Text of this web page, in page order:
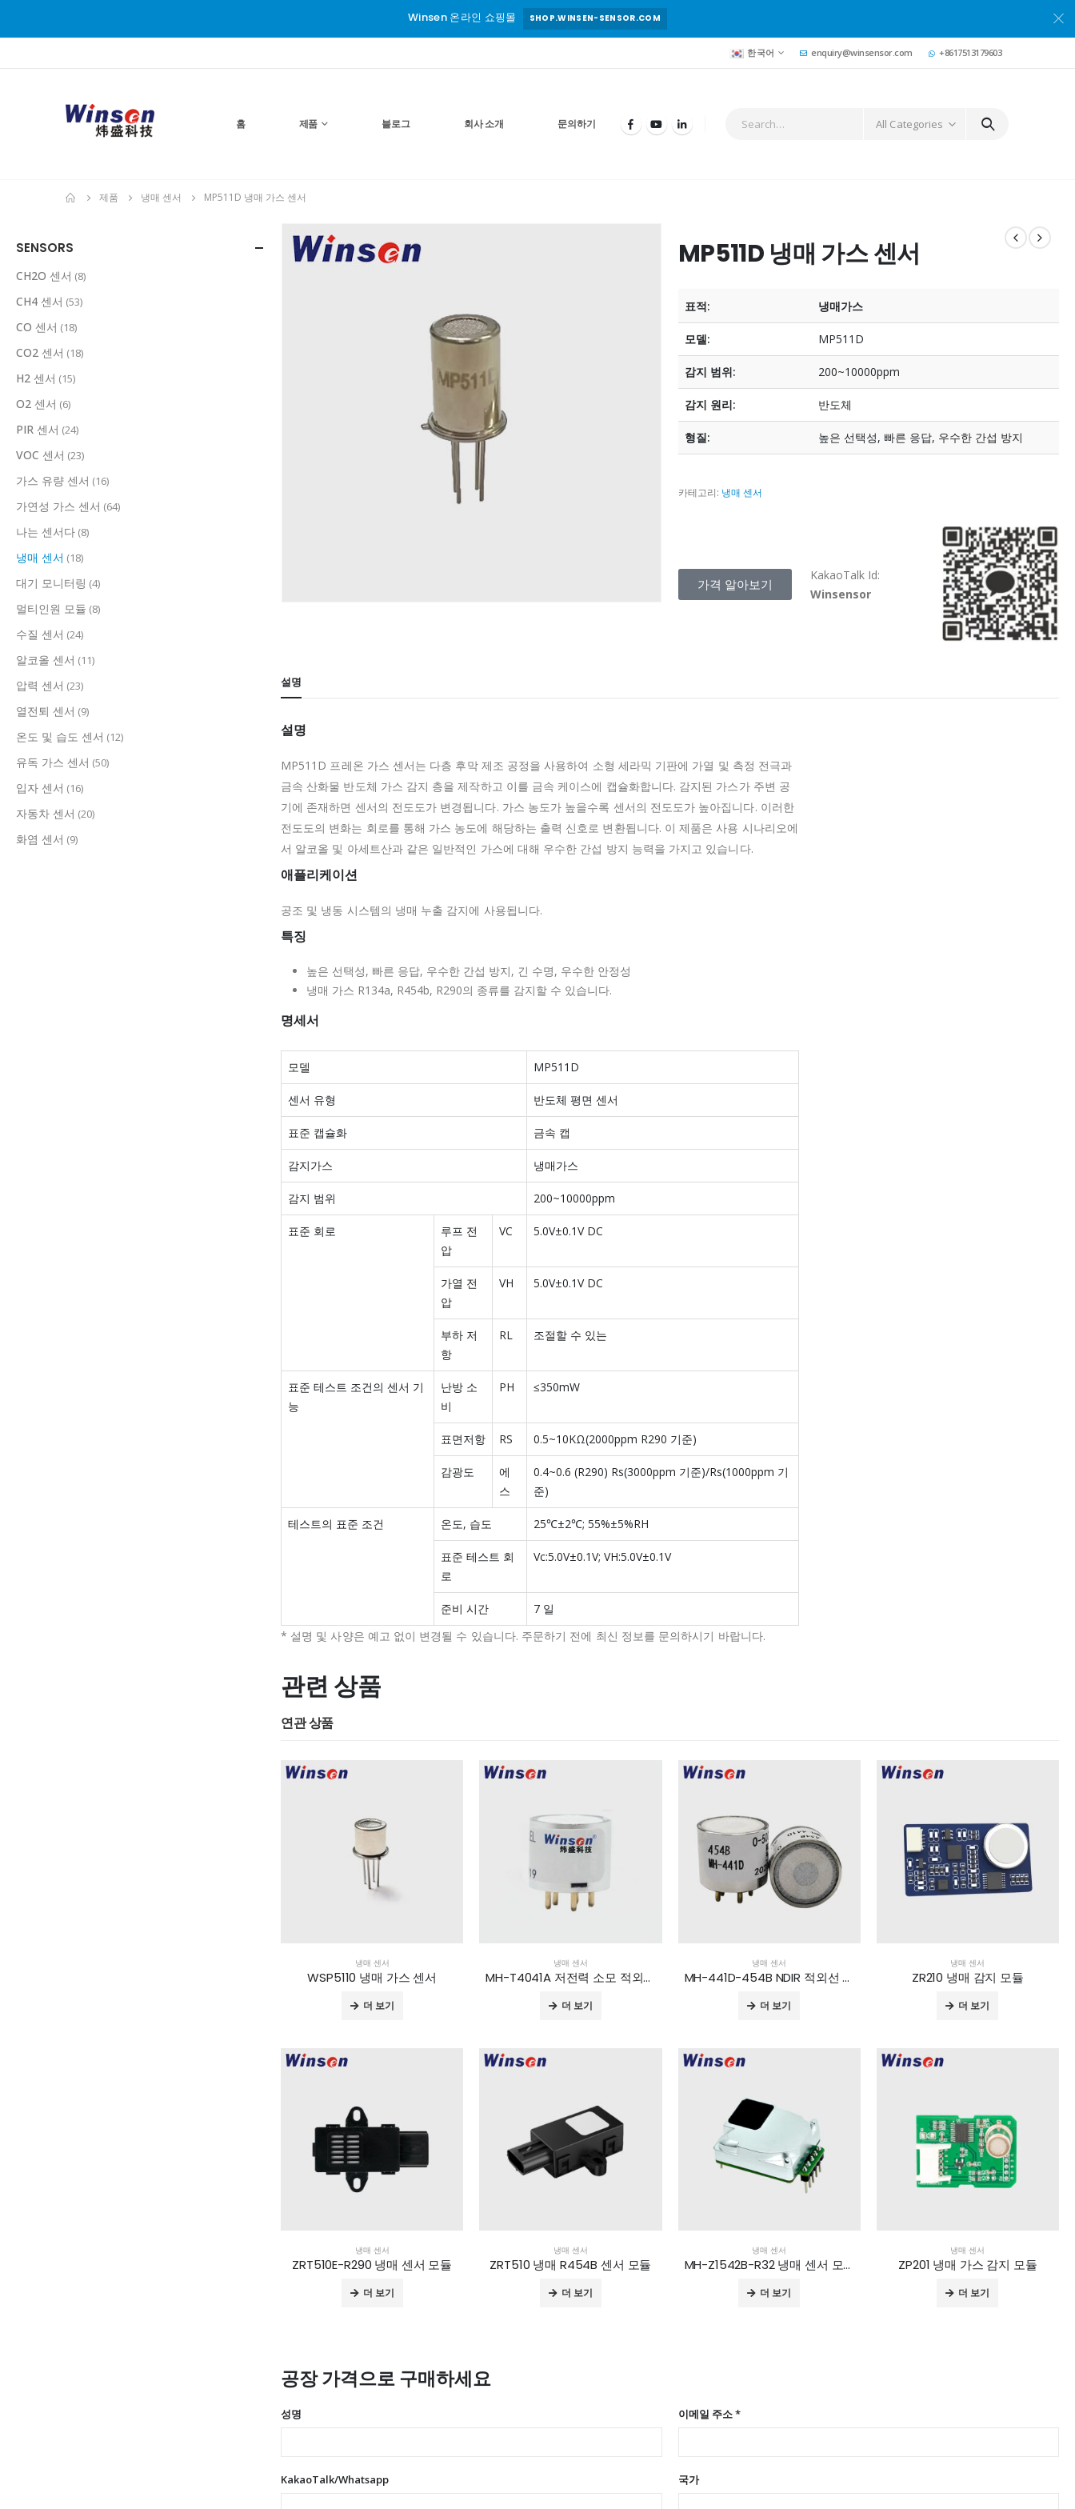
Winsen 온라인 쇼핑몰 SHOP.WINSEN-SENSOR.COM
한국어 enquiry@winsensor.com +8617513179603
홈 제품 블로그 회사 소개 문의하기 All Categories
제품 냉매 센서 MP511D 냉매 가스 센서
MP511D 냉매 가스 센서
표적: 냉매가스
모델: MP511D
감지 범위: 200~10000ppm
감지 원리: 반도체
형질: 높은 선택성, 빠른 응답, 우수한 간섭 방지
카테고리: 냉매 센서
가격 알아보기
KakaoTalk Id:
Winsensor
설명
설명
MP511D 프레온 가스 센서는 다층 후막 제조 공정을 사용하여 소형 세라믹 기판에 가열 및 측정 전극과
금속 산화물 반도체 가스 감지 층을 제작하고 이를 금속 케이스에 캡슐화합니다. 감지된 가스가 주변 공
기에 존재하면 센서의 전도도가 변경됩니다. 가스 농도가 높을수록 센서의 전도도가 높아집니다. 이러한
전도도의 변화는 회로를 통해 가스 농도에 해당하는 출력 신호로 변환됩니다. 이 제품은 사용 시나리오에
서 알코올 및 아세트산과 같은 일반적인 가스에 대해 우수한 간섭 방지 능력을 가지고 있습니다.
애플리케이션
공조 및 냉동 시스템의 냉매 누출 감지에 사용됩니다.
특징
높은 선택성, 빠른 응답, 우수한 간섭 방지, 긴 수명, 우수한 안정성
냉매 가스 R134a, R454b, R290의 종류를 감지할 수 있습니다.
명세서
모델 MP511D
센서 유형 반도체 평면 센서
표준 캡슐화 금속 캡
감지가스 냉매가스
감지 범위 200~10000ppm
표준 회로
루프 전
압
VC 5.0V±0.1V DC
가열 전
압
VH 5.0V±0.1V DC
부하 저
항
RL 조절할 수 있는
표준 테스트 조건의 센서 기
능
난방 소
비
PH ≤350mW
표면저항 RS 0.5~10KΩ(2000ppm R290 기준)
감광도
에
스
0.4~0.6 (R290) Rs(3000ppm 기준)/Rs(1000ppm 기
준)
테스트의 표준 조건 온도, 습도 25℃±2℃; 55%±5%RH
표준 테스트 회
로
Vc:5.0V±0.1V; VH:5.0V±0.1V
준비 시간
7 일
* 설명 및 사양은 예고 없이 변경될 수 있습니다. 주문하기 전에 최신 정보를 문의하시기 바랍니다.
관련 상품
연관 상품
냉매 센서
WSP5110 냉매 가스 센서
더 보기
냉매 센서
MH-T4041A 저전력 소모 적외선 가스 센서
더 보기
냉매 센서
MH-441D-454B NDIR 적외선 냉매 센서
더 보기
냉매 센서
ZR210 냉매 감지 모듈
더 보기
냉매 센서
ZRT510E-R290 냉매 센서 모듈
더 보기
냉매 센서
ZRT510 냉매 R454B 센서 모듈
더 보기
냉매 센서
MH-Z1542B-R32 냉매 센서 모듈
더 보기
냉매 센서
ZP201 냉매 가스 감지 모듈
더 보기
공장 가격으로 구매하세요
성명 이메일 주소 *
KakaoTalk/Whatsapp 국가
SENSORS
CH2O 센서 (8)
CH4 센서 (53)
CO 센서 (18)
CO2 센서 (18)
H2 센서 (15)
O2 센서 (6)
PIR 센서 (24)
VOC 센서 (23)
가스 유량 센서 (16)
가연성 가스 센서 (64)
나는 센서다 (8)
냉매 센서 (18)
대기 모니터링 (4)
멀티인원 모듈 (8)
수질 센서 (24)
알코올 센서 (11)
압력 센서 (23)
열전퇴 센서 (9)
온도 및 습도 센서 (12)
유독 가스 센서 (50)
입자 센서 (16)
자동차 센서 (20)
화염 센서 (9)